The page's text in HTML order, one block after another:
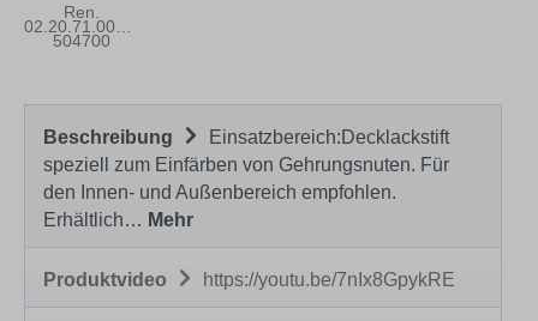
Ren.
02.20.71.000001-
504700
Beschreibung
Einsatzbereich:Decklackstift
speziell zum Einfärben von Gehrungsnuten. Für
den Innen- und Außenbereich empfohlen.
Erhältlich… Mehr
Produktvideo https://youtu.be/7nIx8GpykRE